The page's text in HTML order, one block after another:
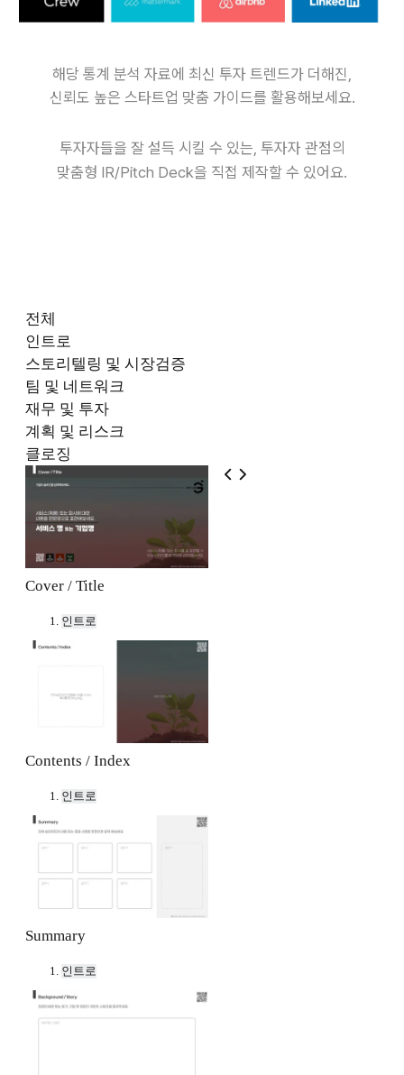
해당 통계 분석 자료에 최신 투자 트렌드가 더해진,
신뢰도 높은 스타트업 맞춤 가이드를 활용해보세요.
투자자들을 잘 설득 시킬 수 있는, 투자자 관점의
맞춤형 IR/Pitch Deck을 직접 제작할 수 있어요.
전체
인트로
스토리텔링 및 시장검증
팀 및 네트워크
재무 및 투자
계획 및 리스크
클로징
Cover / Title
인트로
Contents / Index
인트로
Summary
인트로